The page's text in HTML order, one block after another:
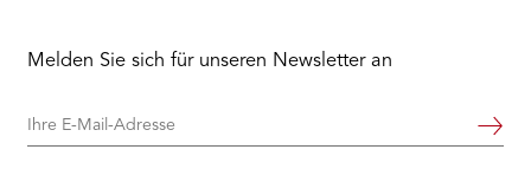
Melden Sie sich für unseren Newsletter an
Ihre
Weiter